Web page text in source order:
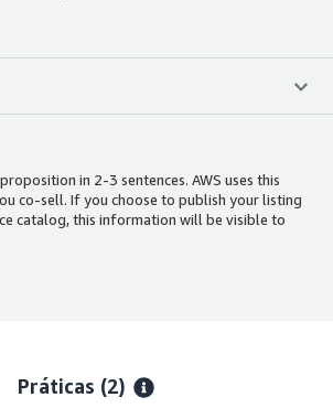
in 2-3 sentences. AWS uses this
co-sell. If you choose to publish your listing
catalog, this information will be visible to
Práticas (2)